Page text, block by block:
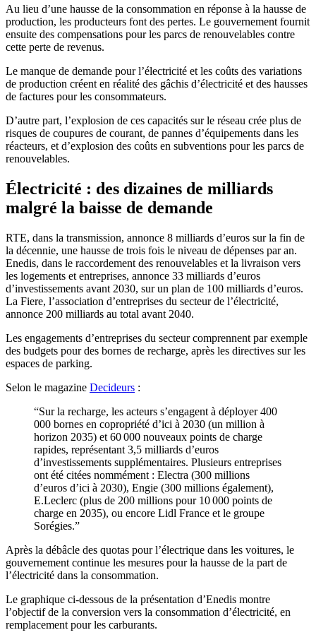
Au lieu d’une hausse de la consommation en réponse à la hausse de
production, les producteurs font des pertes. Le gouvernement fournit
ensuite des compensations pour les parcs de renouvelables contre
cette perte de revenus.
Le manque de demande pour l’électricité et les coûts des variations
de production créent en réalité des gâchis d’électricité et des hausses
de factures pour les consommateurs.
D’autre part, l’explosion de ces capacités sur le réseau crée plus de
risques de coupures de courant, de pannes d’équipements dans les
réacteurs, et d’explosion des coûts en subventions pour les parcs de
renouvelables.
Électricité : des dizaines de milliards
malgré la baisse de demande
RTE, dans la transmission, annonce 8 milliards d’euros sur la fin de
la décennie, une hausse de trois fois le niveau de dépenses par an.
Enedis, dans le raccordement des renouvelables et la livraison vers
les logements et entreprises, annonce 33 milliards d’euros
d’investissements avant 2030, sur un plan de 100 milliards d’euros.
La Fiere, l’association d’entreprises du secteur de l’électricité,
annonce 200 milliards au total avant 2040.
Les engagements d’entreprises du secteur comprennent par exemple
des budgets pour des bornes de recharge, après les directives sur les
espaces de parking.
Selon le magazine Decideurs :
“Sur la recharge, les acteurs s’engagent à déployer 400
000 bornes en copropriété d’ici à 2030 (un million à
horizon 2035) et 60 000 nouveaux points de charge
rapides, représentant 3,5 milliards d’euros
d’investissements supplémentaires. Plusieurs entreprises
ont été citées nommément : Electra (300 millions
d’euros d’ici à 2030), Engie (300 millions également),
E.Leclerc (plus de 200 millions pour 10 000 points de
charge en 2035), ou encore Lidl France et le groupe
Sorégies.”
Après la débâcle des quotas pour l’électrique dans les voitures, le
gouvernement continue les mesures pour la hausse de la part de
l’électricité dans la consommation.
Le graphique ci-dessous de la présentation d’Enedis montre
l’objectif de la conversion vers la consommation d’électricité, en
remplacement pour les carburants.